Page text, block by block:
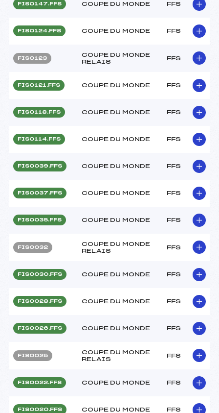
FIS0147.FFS COUPE DU MONDE FFS
FIS0124.FFS COUPE DU MONDE FFS
FIS0123
COUPE DU MONDE
RELAIS
FFS
FIS0121.FFS COUPE DU MONDE FFS
FIS0118.FFS COUPE DU MONDE FFS
FIS0114.FFS COUPE DU MONDE FFS
FIS0039.FFS COUPE DU MONDE FFS
FIS0037.FFS COUPE DU MONDE FFS
FIS0035.FFS COUPE DU MONDE FFS
FIS0032
COUPE DU MONDE
RELAIS
FFS
FIS0030.FFS COUPE DU MONDE FFS
FIS0028.FFS COUPE DU MONDE FFS
FIS0026.FFS COUPE DU MONDE FFS
FIS0025
COUPE DU MONDE
RELAIS
FFS
FIS0022.FFS COUPE DU MONDE FFS
FIS0020.FFS COUPE DU MONDE FFS